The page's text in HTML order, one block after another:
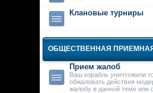
Клановые турниры
ОБЩЕСТВЕННАЯ
Прием жалоб
Ваш корабль уничтожили
обжаловать действия
жалобу в данной теме или